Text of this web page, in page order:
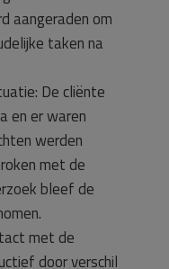
aangeraden om
taken na
De cliënte
en er waren
werden
met de
bleef de
met de
door verschil